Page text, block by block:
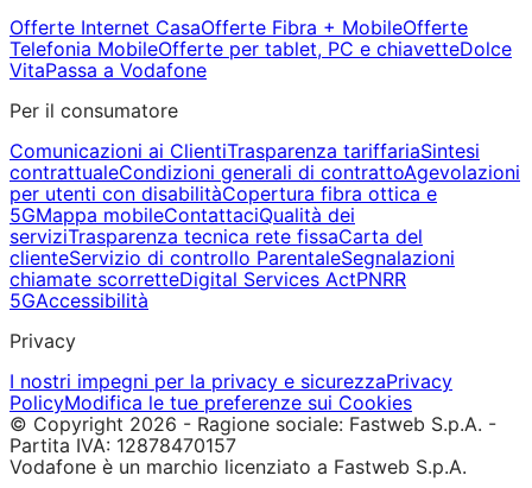
Offerte Internet CasaOfferte Fibra + MobileOfferte
Telefonia MobileOfferte per tablet, PC e chiavetteDolce
VitaPassa a Vodafone
Per il consumatore
Comunicazioni ai ClientiTrasparenza tariffariaSintesi
contrattualeCondizioni generali di contrattoAgevolazioni
per utenti con disabilitàCopertura fibra ottica e
5GMappa mobileContattaciQualità dei
serviziTrasparenza tecnica rete fissaCarta del
clienteServizio di controllo ParentaleSegnalazioni
chiamate scorretteDigital Services ActPNRR
5GAccessibilità
Privacy
I nostri impegni per la privacy e sicurezzaPrivacy
PolicyModifica le tue preferenze sui Cookies
© Copyright 2026 - Ragione sociale: Fastweb S.p.A. -
Partita IVA: 12878470157
Vodafone è un marchio licenziato a Fastweb S.p.A.